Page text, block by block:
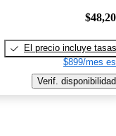
El precio incluye tasas
$899/mes
Verif. disponibilidad